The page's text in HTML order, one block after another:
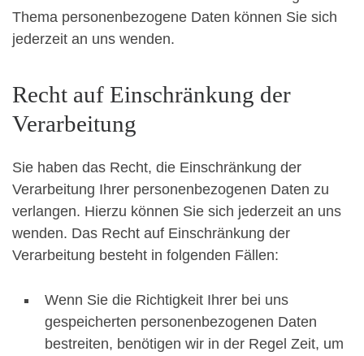
Thema personenbezogene Daten können Sie sich
jederzeit an uns wenden.
Recht auf Einschränkung der
Verarbeitung
Sie haben das Recht, die Einschränkung der
Verarbeitung Ihrer personenbezogenen Daten zu
verlangen. Hierzu können Sie sich jederzeit an uns
wenden. Das Recht auf Einschränkung der
Verarbeitung besteht in folgenden Fällen:
Wenn Sie die Richtigkeit Ihrer bei uns
gespeicherten personenbezogenen Daten
bestreiten, benötigen wir in der Regel Zeit, um